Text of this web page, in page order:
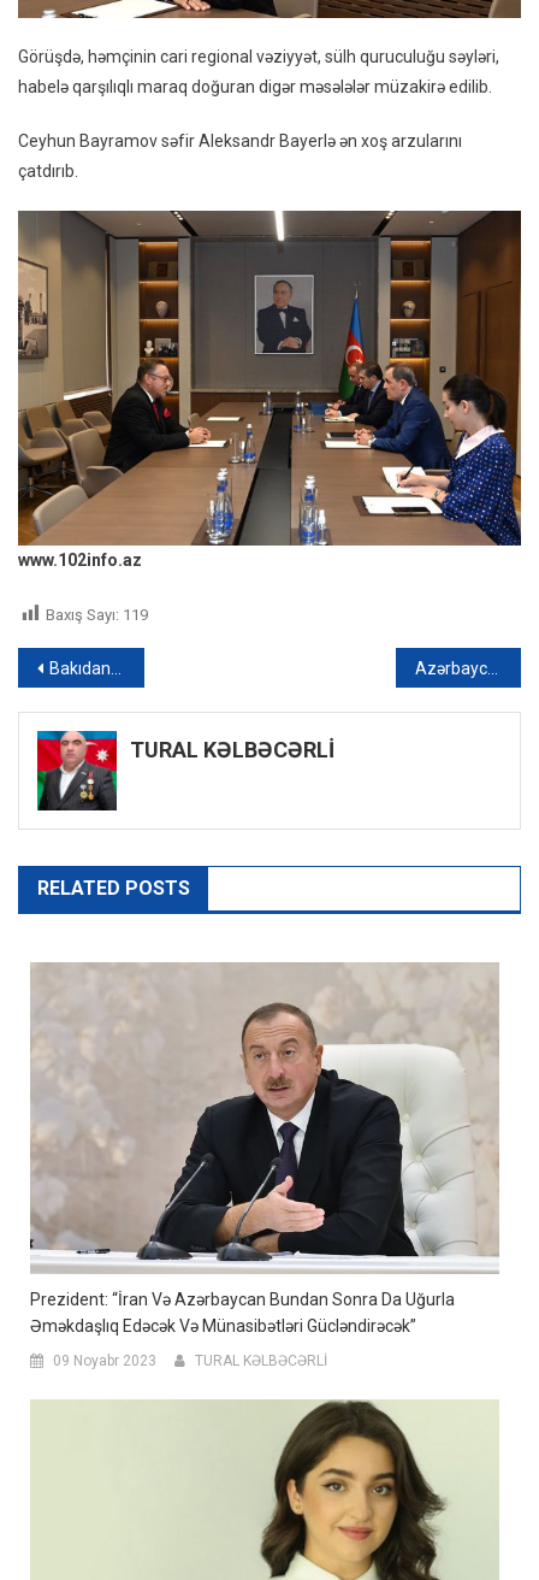
Görüşdə, həmçinin cari regional vəziyyət, sülh quruculuğu səyləri,
habelə qarşılıqlı maraq doğuran digər məsələlər müzakirə edilib.
Ceyhun Bayramov səfir Aleksandr Bayerlə ən xoş arzularını
çatdırıb.
www.102info.az
Baxış Sayı: 119
Yazı
naviqasiyası
Bakıdan Şuşaya əlavə avtobus reysi açılacaq Azərbaycanda ilk dəfə “Albalı və gilas” festivalı keçirilib – FOTO
TURAL KƏLBƏCƏRLİ
RELATED POSTS
Prezident: “İran Və Azərbaycan Bundan Sonra Da Uğurla
Əməkdaşlıq Edəcək Və Münasibətləri Gücləndirəcək”
09 Noyabr 2023 TURAL KƏLBƏCƏRLİ